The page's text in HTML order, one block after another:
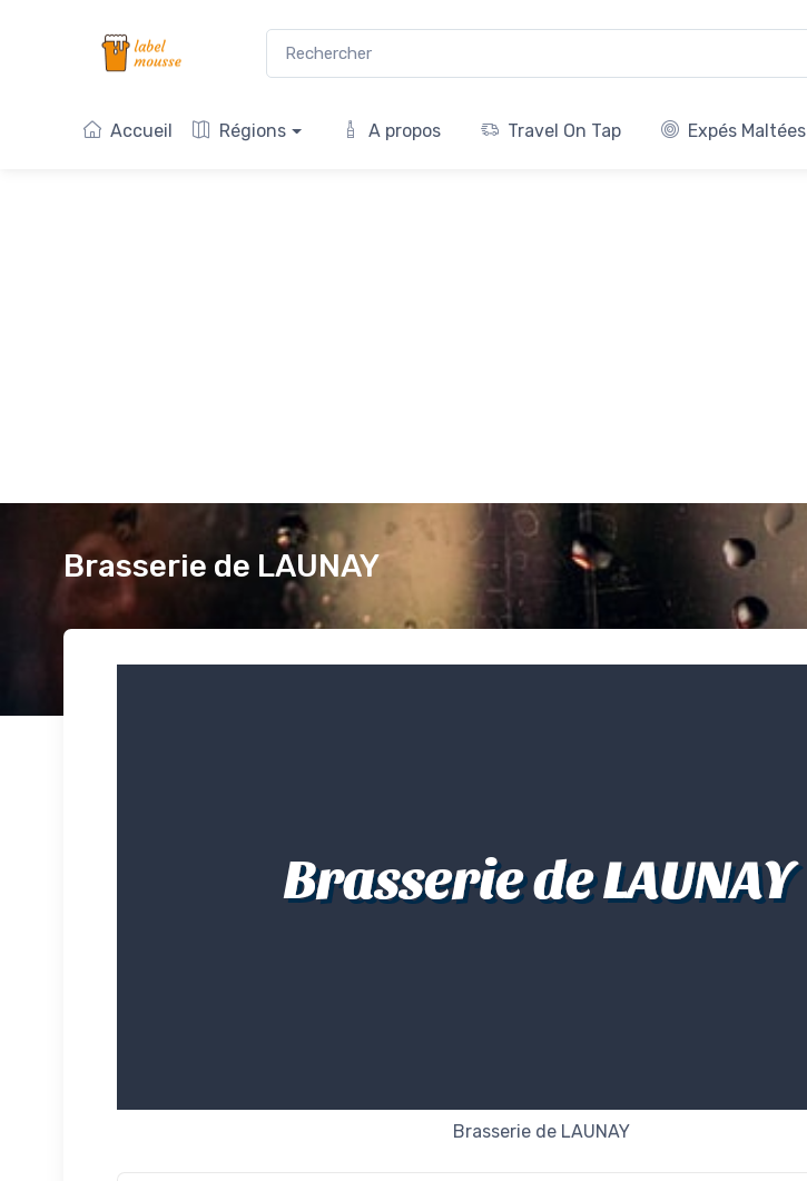
Accueil Régions A propos Travel On Tap Expés Maltées
Brasserie de LAUNAY
Brasserie de LAUNAY
Brasserie de LAUNAY